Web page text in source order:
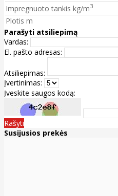
Impregnuoto tankis kg/m3
Plotis m
Parašyti atsiliepimą
Vardas:
El. pašto adresas:
Atsiliepimas:
Įvertinimas:
Įveskite saugos kodą:
Rašyti
Susijusios prekės